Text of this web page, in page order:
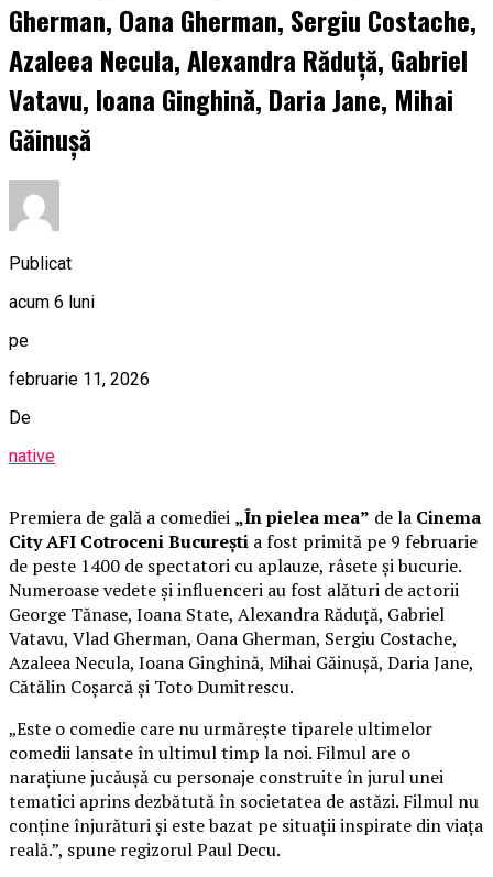
Gherman, Oana Gherman, Sergiu Costache,
Azaleea Necula, Alexandra Răduță, Gabriel
Vatavu, Ioana Ginghină, Daria Jane, Mihai
Găinușă
Publicat
acum 6 luni
pe
februarie 11, 2026
De
native
Premiera de gală a comediei „În pielea mea” de la Cinema
City AFI Cotroceni București a fost primită pe 9 februarie
de peste 1400 de spectatori cu aplauze, râsete și bucurie.
Numeroase vedete și influenceri au fost alături de actorii
George Tănase, Ioana State, Alexandra Răduță, Gabriel
Vatavu, Vlad Gherman, Oana Gherman, Sergiu Costache,
Azaleea Necula, Ioana Ginghină, Mihai Găinușă, Daria Jane,
Cătălin Coșarcă și Toto Dumitrescu.
„Este o comedie care nu urmărește tiparele ultimelor
comedii lansate în ultimul timp la noi. Filmul are o
narațiune jucăușă cu personaje construite în jurul unei
tematici aprins dezbătută în societatea de astăzi. Filmul nu
conține înjurături și este bazat pe situații inspirate din viața
reală.”, spune regizorul Paul Decu.